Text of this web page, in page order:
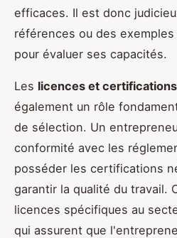
efficaces. Il est donc
références ou des
pour évaluer ses capacités.
Les licences et
également un rôle
de sélection. Un
conformité avec les
posséder les certifications
garantir la qualité du travail.
licences spécifiques au
qui assurent que